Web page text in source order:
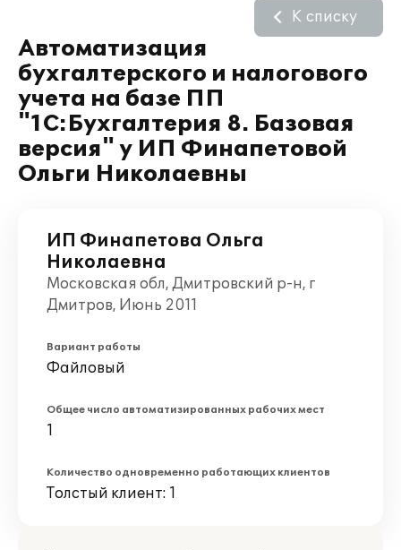
Автоматизация
бухгалтерского и налогового
учета на базе ПП
"1С:Бухгалтерия 8. Базовая
версия" у ИП Финапетовой
Ольги Николаевны
К списку
ИП Финапетова Ольга
Николаевна
Московская обл, Дмитровский р-н, г
Дмитров, Июнь 2011
Вариант работы
Файловый
Общее число автоматизированных рабочих мест
1
Количество одновременно работающих клиентов
Толстый клиент: 1